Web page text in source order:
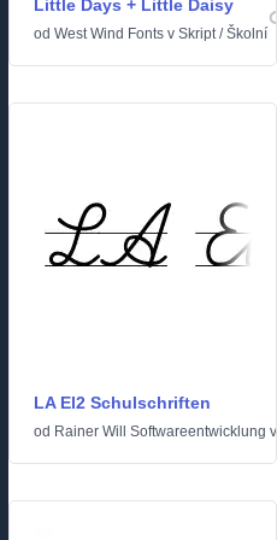
Little Days + Little Daisy
od West Wind Fonts v Skript/Školní
LA El2 Schulschriften
od Rainer Will Softwareentwicklung